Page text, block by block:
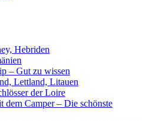
Hebriden
– Gut zu wissen
Lettland, Litauen
der Loire
dem Camper – Die schönste